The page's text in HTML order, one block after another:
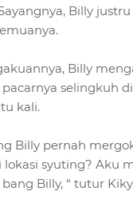
Billy
Billy
selingkuh
kali.
Billy pernah
lokasi syuting? Aku
Billy, “ tutur